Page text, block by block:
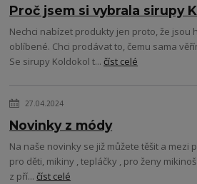
Proč jsem si vybrala sirupy
Nechci nabízet produkty jen proto, že jsou
oblíbené. Chci prodávat to, čemu sama
Se sirupy Koldokol t...číst celé
27.04.2024
Novinky z módy
Na naše novinky se již můžete těšit a mezi
pro děti, mikiny , tepláčky , pro ženy
z pří...číst celé